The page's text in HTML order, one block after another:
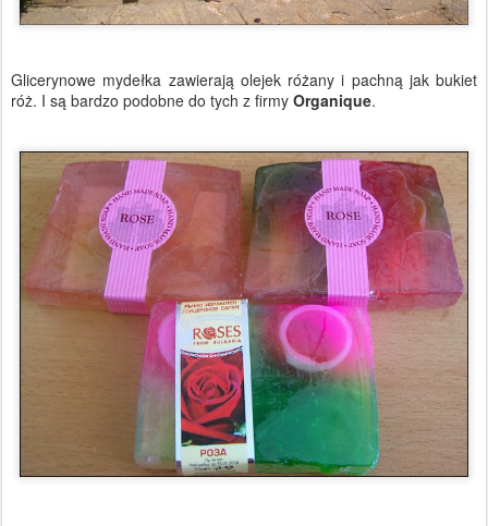
Glicerynowe mydełka zawierają olejek różany i pachną jak bukiet
róż. I są bardzo podobne do tych z firmy Organique.